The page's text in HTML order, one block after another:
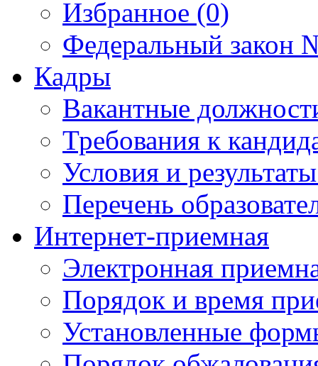
Избранное (0)
Федеральный закон
Кадры
Вакантные
Требования к
Условия и
Перечень
Интернет-приемная
Электронная
Порядок и время
Установленные